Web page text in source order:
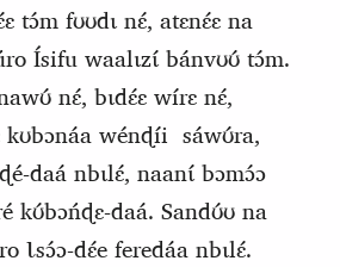
tɔ́m fʊʊdɩ nɛ́, atɛnɛ́ɛ na
Ísifu waalɩzɩ́ bánvʊʊ́ tɔ́m.
nɛ́, bɩdɛ́ɛ wírɛ nɛ́,
kʊbɔnáa wénɖíi sáwʊ́ra,
nbɩlɛ́, naanɩ́ bɔmɔ́ɔ
kʊ́bɔńɖɛ‑daá. Sandʊ́ʊ na
Ɩsɔ́ɔ‑dɛ́e feredáa nbɩlɛ́.